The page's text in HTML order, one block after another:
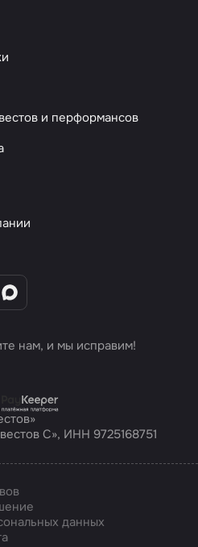
и перформансов
нам, и мы исправим!
С», ИНН 9725168751
данных